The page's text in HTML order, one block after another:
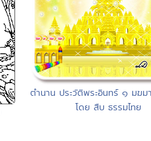
ตำนาน ประวัติพระอินทร์ ๑ มฆม
โดย สืบ ธรรมไทย